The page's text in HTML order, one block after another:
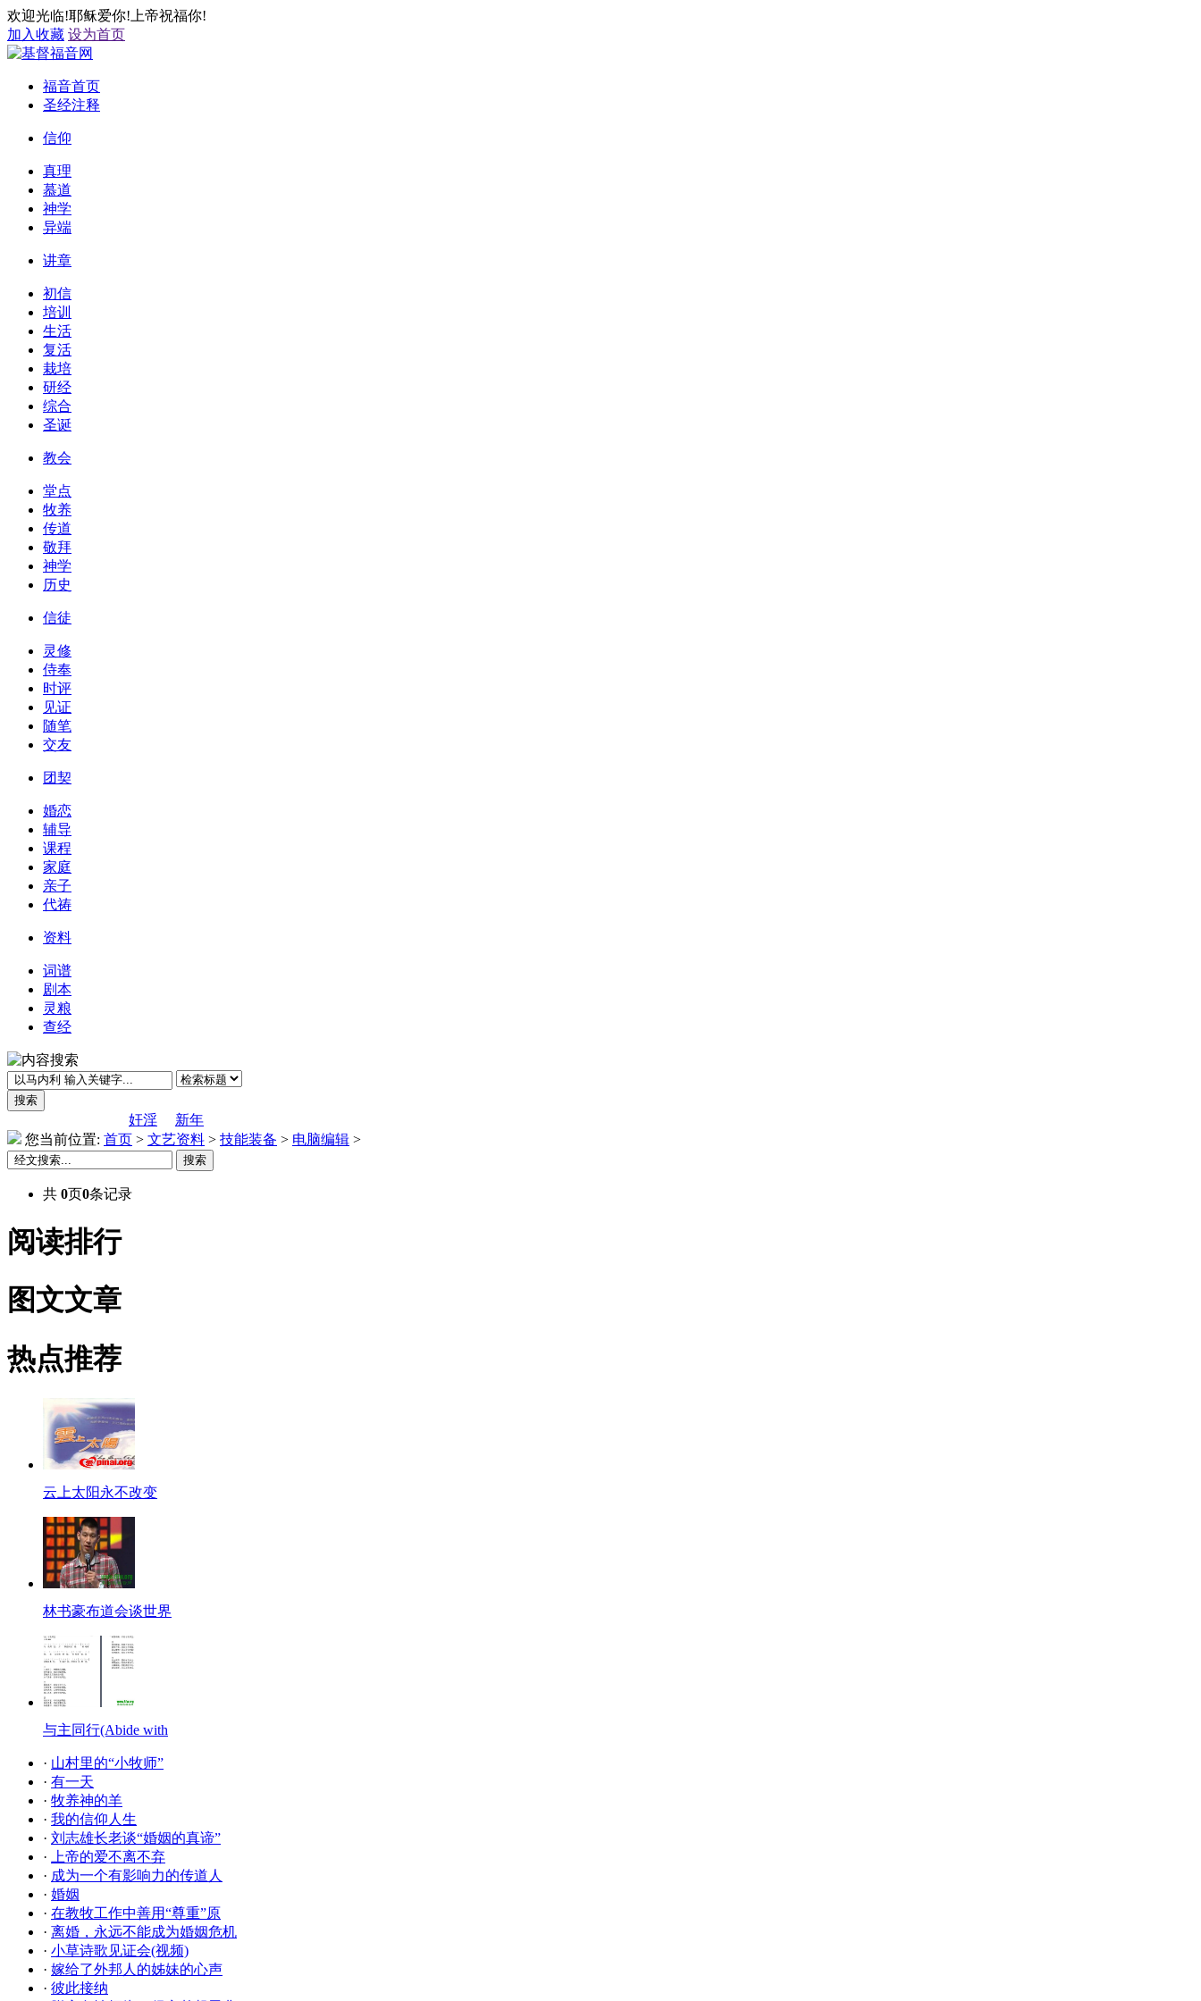
欢迎光临!耶稣爱你!上帝祝福你!
加入收藏 设为首页
福音首页
圣经注释
信仰
真理
慕道
神学
异端
讲章
初信
培训
生活
复活
栽培
研经
综合
圣诞
教会
堂点
牧养
传道
敬拜
神学
历史
信徒
灵修
侍奉
时评
见证
随笔
交友
团契
婚恋
辅导
课程
家庭
亲子
代祷
资料
词谱
剧本
灵粮
查经
奸淫
新年
您当前位置: 首页 > 文艺资料 > 技能装备 > 电脑编辑 >
共 0页0条记录
阅读排行
图文文章
热点推荐
云上太阳永不改变
林书豪布道会谈世界
与主同行(Abide with
· 山村里的“小牧师”
· 有一天
· 牧养神的羊
· 我的信仰人生
· 刘志雄长老谈“婚姻的真谛”
·
上帝的爱不离不弃
· 成为一个有影响力的传道人
· 婚姻
· 在教牧工作中善用“尊重”原
· 离婚，永远不能成为婚姻危机
· 小草诗歌见证会(视频)
· 嫁给了外邦人的姊妹的心声
· 彼此接纳